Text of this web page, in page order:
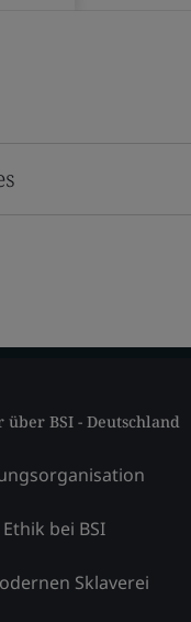
BSI - Deutschland
bei BSI
Sklaverei